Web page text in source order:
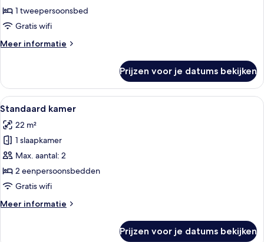
laden1 tweepersoonsbed
Gratis wifi
Meer informatie
Meer
(Individual)
Prijzen voor je datums bekijken
Alle
foto's
voor
Standaard
kamer
laden
Een hotelkamer met twee bedden,
5
Standaard kamer
22 m²
1 slaapkamer
Max. aantal: 2
2 eenpersoonsbedden
Gratis wifi
Meer informatie
Meer
Prijzen voor je datums bekijken